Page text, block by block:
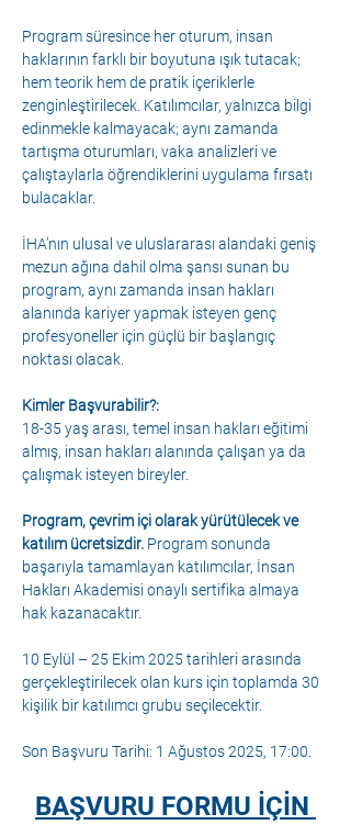
Program süresince her oturum, insan
haklarının farklı bir boyutuna ışık tutacak;
hem teorik hem de pratik içeriklerle
zenginleştirilecek. Katılımcılar, yalnızca bilgi
edinmekle kalmayacak; aynı zamanda
tartışma oturumları, vaka analizleri ve
çalıştaylarla öğrendiklerini uygulama fırsatı
bulacaklar.
İHA’nın ulusal ve uluslararası alandaki geniş
mezun ağına dahil olma şansı sunan bu
program, aynı zamanda insan hakları
alanında kariyer yapmak isteyen genç
profesyoneller için güçlü bir başlangıç
noktası olacak.
Kimler Başvurabilir?:
18-35 yaş arası, temel insan hakları eğitimi
almış, insan hakları alanında çalışan ya da
çalışmak isteyen bireyler.
Program, çevrim içi olarak yürütülecek ve
katılım ücretsizdir. Program sonunda
başarıyla tamamlayan katılımcılar, İnsan
Hakları Akademisi onaylı sertifika almaya
hak kazanacaktır.
10 Eylül – 25 Ekim 2025 tarihleri arasında
gerçekleştirilecek olan kurs için toplamda 30
kişilik bir katılımcı grubu seçilecektir.
Son Başvuru Tarihi: 1 Ağustos 2025, 17:00.
BAŞVURU FORMU İÇİN